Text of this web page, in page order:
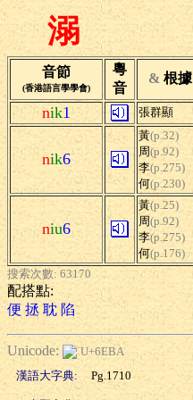
溺
音節
(香港語言學學會)
粵
音
& 根據
nik1 張群顯
nik6
黃(p.32)
周(p.92)
李(p.275)
何(p.230)
niu6
黃(p.25)
周(p.92)
李(p.275)
何(p.176)
搜索次數: 63170
配搭點:
便 拯 耽 陷
Unicode:
U+6EBA
漢語大字典:
Pg.1710